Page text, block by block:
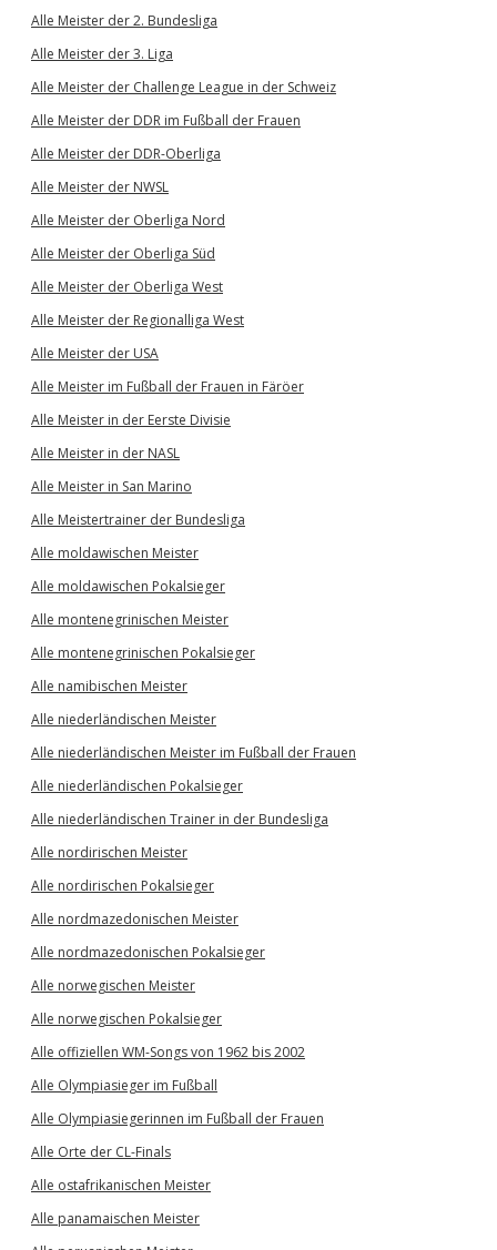
Alle Meister der 2. Bundesliga
Alle Meister der 3. Liga
Alle Meister der Challenge League in der Schweiz
Alle Meister der DDR im Fußball der Frauen
Alle Meister der DDR-Oberliga
Alle Meister der NWSL
Alle Meister der Oberliga Nord
Alle Meister der Oberliga Süd
Alle Meister der Oberliga West
Alle Meister der Regionalliga West
Alle Meister der USA
Alle Meister im Fußball der Frauen in Färöer
Alle Meister in der Eerste Divisie
Alle Meister in der NASL
Alle Meister in San Marino
Alle Meistertrainer der Bundesliga
Alle moldawischen Meister
Alle moldawischen Pokalsieger
Alle montenegrinischen Meister
Alle montenegrinischen Pokalsieger
Alle namibischen Meister
Alle niederländischen Meister
Alle niederländischen Meister im Fußball der Frauen
Alle niederländischen Pokalsieger
Alle niederländischen Trainer in der Bundesliga
Alle nordirischen Meister
Alle nordirischen Pokalsieger
Alle nordmazedonischen Meister
Alle nordmazedonischen Pokalsieger
Alle norwegischen Meister
Alle norwegischen Pokalsieger
Alle offiziellen WM-Songs von 1962 bis 2002
Alle Olympiasieger im Fußball
Alle Olympiasiegerinnen im Fußball der Frauen
Alle Orte der CL-Finals
Alle ostafrikanischen Meister
Alle panamaischen Meister